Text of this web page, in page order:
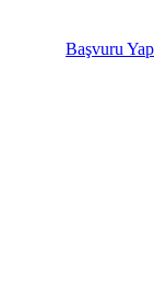
Başvuru Yap